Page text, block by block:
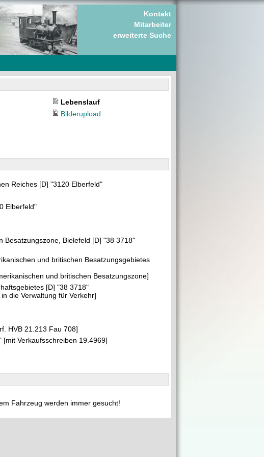
Kontakt
Mitarbeiter
erweiterte Suche
Lebenslauf
Bilderupload
Reiches [D] "3120 Elberfeld"
Elberfeld"
Besatzungszone, Bielefeld [D] "38 3718"
und britischen Besatzungsgebietes
und britischen Besatzungszone]
[D] "38 3718"
die Verwaltung für Verkehr]
HVB 21.213 Fau 708]
Verkaufsschreiben 19.4969]
Fahrzeug werden immer gesucht!